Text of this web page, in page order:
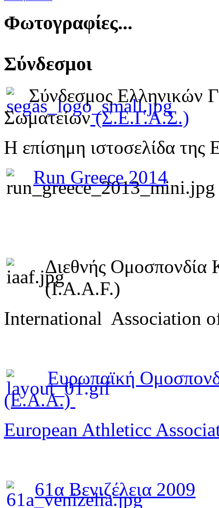
Φωτογραφίες...
Σύνδεσμοι
Σύνδεσμος Ελληνικών
Σωματείων (Σ.Ε.Γ.Α.Σ.)
Η επίσημη ιστοσελίδα της
Run Greece 2014
Διεθνής Ομοσπονδία
(I.A.A.F.)
International Association
Ευρωπαϊκή
(E.A.A.)
European Athleticc
61α Βενιζέλεια 2009